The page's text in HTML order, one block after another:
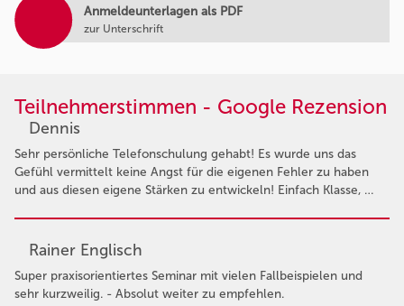
Anmeldeunterlagen als PDF
zur Unterschrift
Teilnehmerstimmen - Google Rezension
Dennis
Sehr persönliche Telefonschulung gehabt! Es wurde uns das
Gefühl vermittelt keine Angst für die eigenen Fehler zu haben
und aus diesen eigene Stärken zu entwickeln! Einfach Klasse, …
Rainer Englisch
Super praxisorientiertes Seminar mit vielen Fallbeispielen und
sehr kurzweilig. - Absolut weiter zu empfehlen.